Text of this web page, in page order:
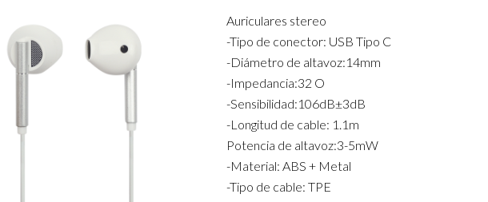
Auriculares stereo
-Tipo de conector: USB Tipo C
-Diámetro de altavoz:14mm
-Impedancia:32 O
-Sensibilidad:106dB±3dB
-Longitud de cable: 1.1m
Potencia de altavoz:3-5mW
-Material: ABS + Metal
-Tipo de cable: TPE